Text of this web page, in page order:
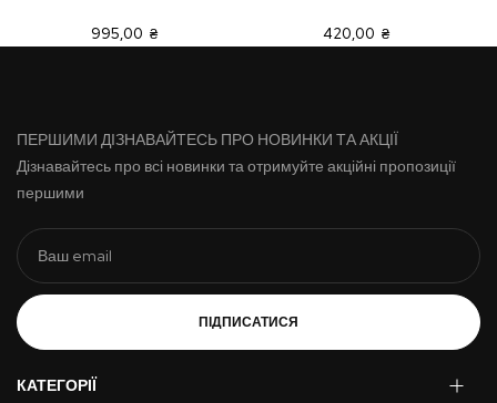
995,00 ₴ 420,00 ₴
ПЕРШИМИ ДІЗНАВАЙТЕСЬ ПРО НОВИНКИ ТА АКЦІЇ
Дізнавайтесь про всі новинки та отримуйте акційні пропозиції
першими
ПІДПИСАТИСЯ
КАТЕГОРІЇ